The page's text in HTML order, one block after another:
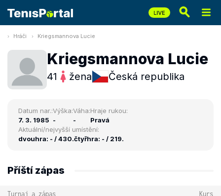
Hráči Kriegsmannova Lucie
Kriegsmannova Lucie
41 žena Česká republika
Datum nar.:
7. 3. 1985
Výška:
-
Váha:
-
Hraje rukou:
Pravá
Aktuální/nejvyšší umístění:
dvouhra: - / 430.čtyřhra: - / 219.
Příští zápas
Turnaj a zápas Kurs